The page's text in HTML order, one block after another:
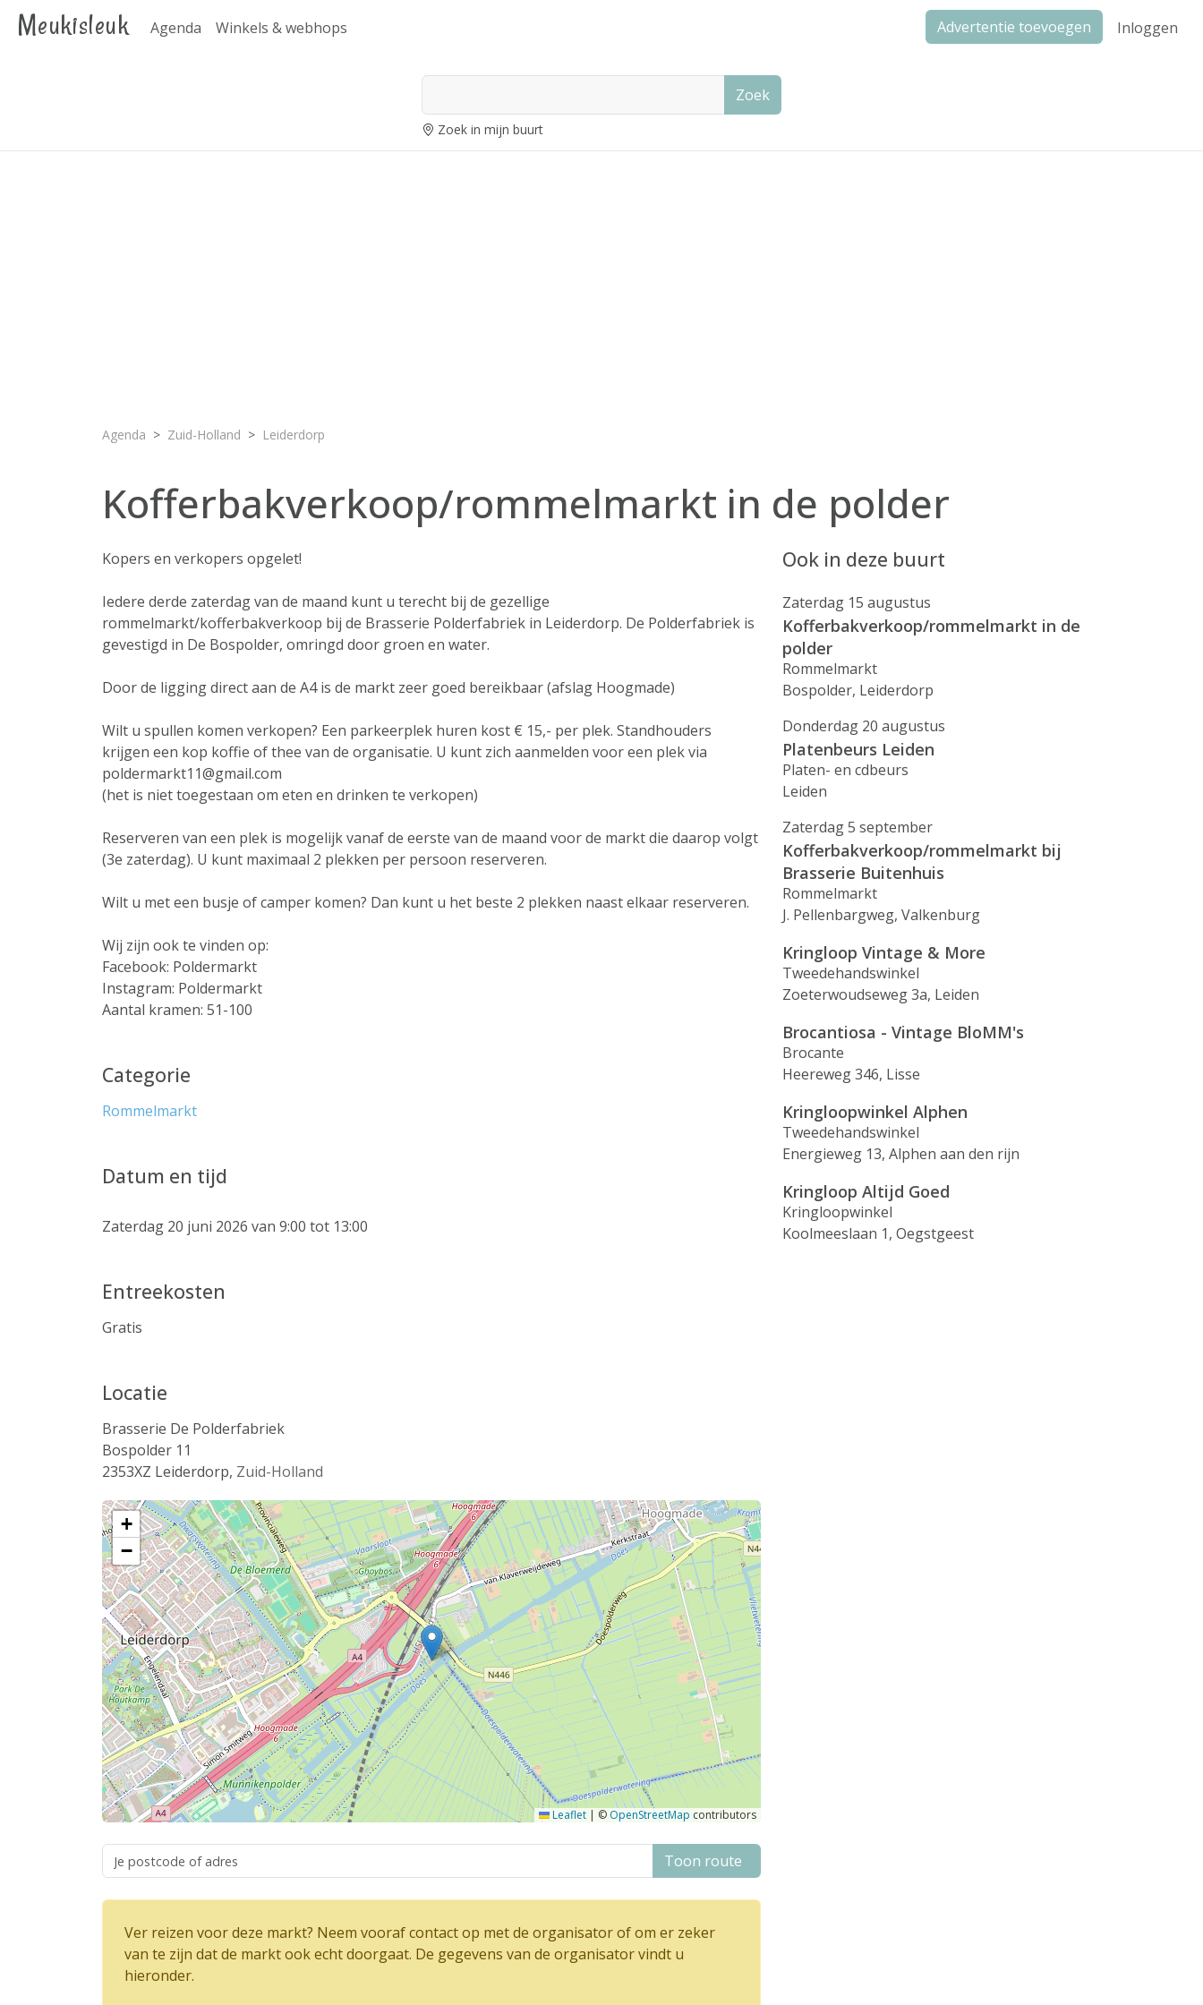
Meukisleuk Agenda Winkels & webhops Advertentie toevoegen Inloggen
Zoek
Zoek in mijn buurt
Agenda Zuid-Holland Leiderdorp
Kofferbakverkoop/rommelmarkt in de polder
Kopers en verkopers opgelet!
Iedere derde zaterdag van de maand kunt u terecht bij de gezellige
rommelmarkt/kofferbakverkoop bij de Brasserie Polderfabriek in Leiderdorp. De Polderfabriek is
gevestigd in De Bospolder, omringd door groen en water.
Door de ligging direct aan de A4 is de markt zeer goed bereikbaar (afslag Hoogmade)
Wilt u spullen komen verkopen? Een parkeerplek huren kost € 15,- per plek. Standhouders
krijgen een kop koffie of thee van de organisatie. U kunt zich aanmelden voor een plek via
poldermarkt11@gmail.com
(het is niet toegestaan om eten en drinken te verkopen)
Reserveren van een plek is mogelijk vanaf de eerste van de maand voor de markt die daarop volgt
(3e zaterdag). U kunt maximaal 2 plekken per persoon reserveren.
Wilt u met een busje of camper komen? Dan kunt u het beste 2 plekken naast elkaar reserveren.
Wij zijn ook te vinden op:
Facebook: Poldermarkt
Instagram: Poldermarkt
Aantal kramen: 51-100
Categorie
Rommelmarkt
Datum en tijd
Zaterdag 20 juni 2026 van 9:00 tot 13:00
Entreekosten
Gratis
Locatie
Brasserie De Polderfabriek
Bospolder 11
2353XZ Leiderdorp, Zuid-Holland
+
−
Leaflet | © OpenStreetMap contributors
Toon route
Ver reizen voor deze markt? Neem vooraf contact op met de organisator of om er zeker
van te zijn dat de markt ook echt doorgaat. De gegevens van de organisator vindt u
hieronder.
Ook in deze buurt
Zaterdag 15 augustus
Kofferbakverkoop/rommelmarkt in de
polder
Rommelmarkt
Bospolder, Leiderdorp
Donderdag 20 augustus
Platenbeurs Leiden
Platen- en cdbeurs
Leiden
Zaterdag 5 september
Kofferbakverkoop/rommelmarkt bij
Brasserie Buitenhuis
Rommelmarkt
J. Pellenbargweg, Valkenburg
Kringloop Vintage & More
Tweedehandswinkel
Zoeterwoudseweg 3a, Leiden
Brocantiosa - Vintage BloMM's
Brocante
Heereweg 346, Lisse
Kringloopwinkel Alphen
Tweedehandswinkel
Energieweg 13, Alphen aan den rijn
Kringloop Altijd Goed
Kringloopwinkel
Koolmeeslaan 1, Oegstgeest